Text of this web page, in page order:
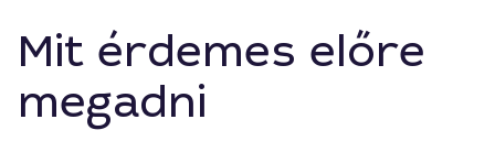
Mit érdemes előre
megadni